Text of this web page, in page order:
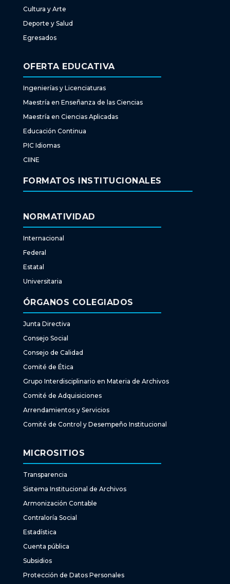
Cultura y Arte
Deporte y Salud
Egresados
OFERTA EDUCATIVA
Ingenierías y Licenciaturas
Maestría en Enseñanza de las Ciencias
Maestría en Ciencias Aplicadas
Educación Continua
PIC Idiomas
CIINE
FORMATOS INSTITUCIONALES
NORMATIVIDAD
Internacional
Federal
Estatal
Universitaria
ÓRGANOS COLEGIADOS
Junta Directiva
Consejo Social
Consejo de Calidad
Comité de Ética
Grupo Interdisciplinario en Materia de Archivos
Comité de Adquisiciones
Arrendamientos y Servicios
Comité de Control y Desempeño Institucional
MICROSITIOS
Transparencia
Sistema Institucional de Archivos
Armonización Contable
Contraloría Social
Estadística
Cuenta pública
Subsidios
Protección de Datos Personales